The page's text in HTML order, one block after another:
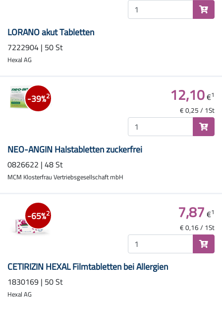
LORANO akut Tabletten
7222904 | 50 St
Hexal AG
-39%2
NEO-ANGIN Halstabletten zuckerfrei
0826622 | 48 St
MCM Klosterfrau Vertriebsgesellschaft mbH
12,10€1
€ 0,25 / 1St
-65%2
CETIRIZIN HEXAL Filmtabletten bei Allergien
1830169 | 50 St
Hexal AG
7,87€1
€ 0,16 / 1St